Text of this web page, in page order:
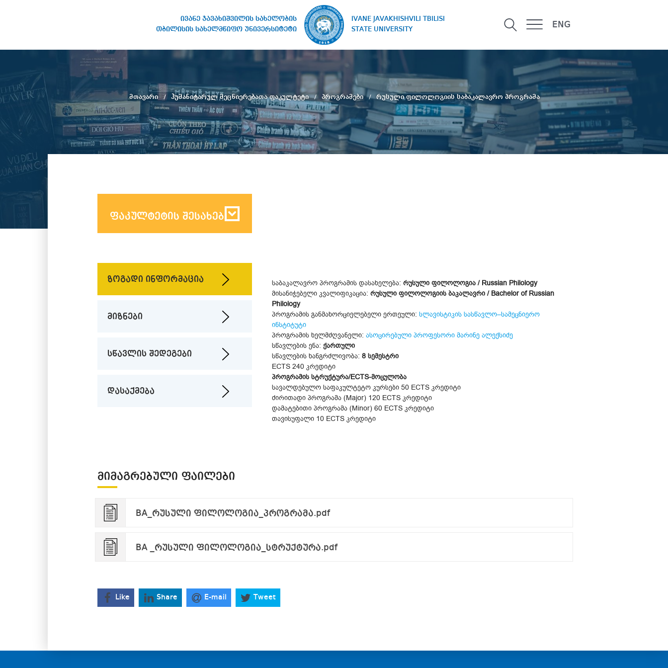
ივანე ჯავახიშვილის სახელობის
თბილისის სახელმწიფო უნივერსიტეტი
IVANE JAVAKHISHVILI TBILISI
STATE UNIVERSITY
ENG
სახელობის თბილისის
სახელმწიფო უნივერსიტეტი
მთავარი ჰუმანიტარულ მეცნიერებათა ფაკულტეტი პროგრამები რუსული ფილოლოგიის საბაკალავრო პროგრამა
ფაკულტეტის შესახებ
ზოგადი ინფორმაცია
მიზნები
სწავლის შედეგები
დასაქმება
საბაკალავრო პროგრამის დასახელება: რუსული ფილოლოგია / Russian Philology
მისანიჭებელი კვალიფიკაცია: რუსული ფილოლოგიის ბაკალავრი / Bachelor of Russian
Philology
პროგრამის განმახორციელებელი ერთეული: სლავისტიკის სასწავლო–სამეცნიერო
ინსტიტუტი
პროგრამის ხელმძღვანელი: ასოცირებული პროფესორი მარინე ალექსიძე
სწავლების ენა: ქართული
სწავლების ხანგრძლივობა: 8 სემესტრი
ECTS 240 კრედიტი
პროგრამის სტრუქტურა/ECTS-მოცულობა
სავალდებულო საფაკულტეტო კურსები 50 ECTS კრედიტი
ძირითადი პროგრამა (Major) 120 ECTS კრედიტი
დამატებითი პროგრამა (Minor) 60 ECTS კრედიტი
თავისუფალი 10 ECTS კრედიტი
ᲛᲘᲛᲐᲒᲠᲔᲑᲣᲚᲘ ᲤᲐᲘᲚᲔᲑᲘ
BA_რუსული ფილოლოგია_პროგრამა.pdf
BA _რუსული ფილოლოგია_სტრუქტურა.pdf
Like Share E-mail Tweet